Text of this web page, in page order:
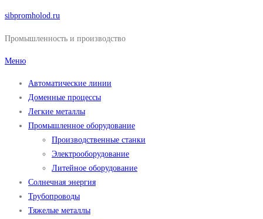
Перейти
содержимому
sibpromholod.ru
Промышленность и производство
Меню
Автоматические линии
Доменные процессы
Легкие металлы
Промышленное оборудование
Производственные станки
Электрооборудование
Литейное оборудование
Солнечная энергия
Трубопроводы
Тяжелые металлы